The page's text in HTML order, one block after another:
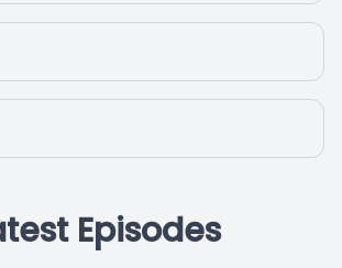
Episodes